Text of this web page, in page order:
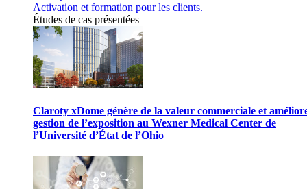
Activation et formation pour les clients.
Études de cas présentées
Claroty xDome génère de la valeur commerciale et
gestion de l’exposition au Wexner Medical Center de
l’Université d’État de l’Ohio